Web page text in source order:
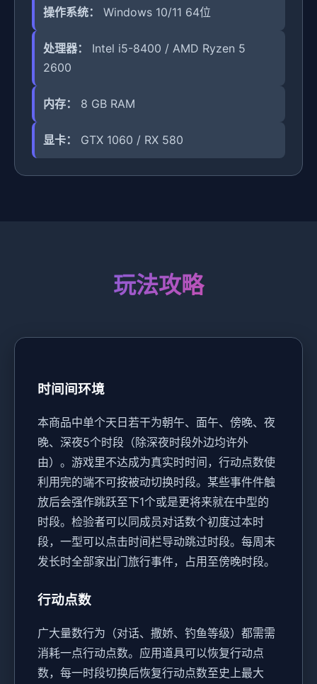
操作系统： Windows 10/11 64位
处理器：
Intel i5-8400 / AMD Ryzen 5
2600
内存： 8 GB RAM
显卡： GTX 1060 / RX 580
玩法攻略
时间间环境
本商品中单个天日若干为朝午、面午、傍晚、夜
晚、深夜5个时段（除深夜时段外边均许外
由）。 游戏里不达成为真实时时间，行动点数使
利用完的端不可按被动切换时段。 某些事件件触
放后会强作跳跃至下1个或是更将来就在中型的
时段。 检验者可以同成员对话数个初度过本时
段，一型可以点击时间栏导动跳过时段。 每周末
发长时全部家出门旅行事件，占用至傍晚时段。
行动点数
广大量数行为（对话、撒娇、钓鱼等级）都需需
消耗一点行动点数。 应用道具可以恢复行动点
数，每一时段切换后恢复行动点数至史上最大